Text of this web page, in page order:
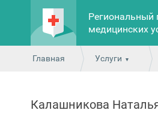
Региональный
медицинских
Главная Услуги
Калашникова